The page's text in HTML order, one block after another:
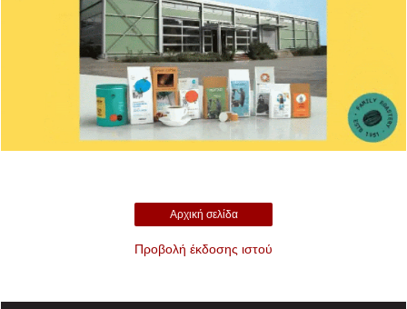
Αρχική σελίδα
Προβολή έκδοσης ιστού